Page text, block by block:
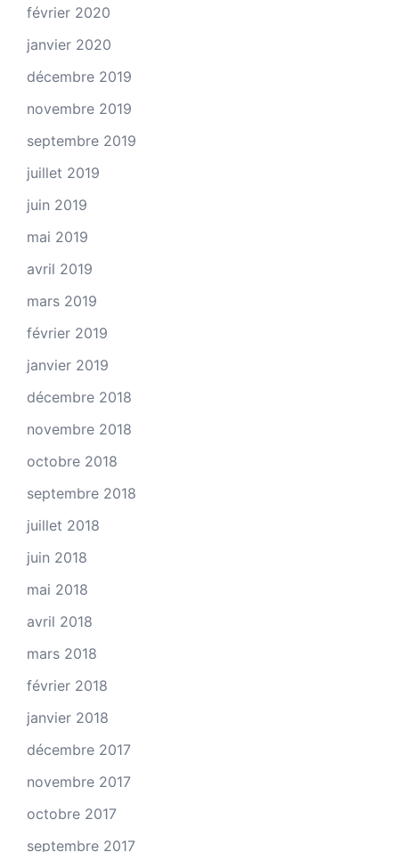
février 2020
janvier 2020
décembre 2019
novembre 2019
septembre 2019
juillet 2019
juin 2019
mai 2019
avril 2019
mars 2019
février 2019
janvier 2019
décembre 2018
novembre 2018
octobre 2018
septembre 2018
juillet 2018
juin 2018
mai 2018
avril 2018
mars 2018
février 2018
janvier 2018
décembre 2017
novembre 2017
octobre 2017
septembre 2017